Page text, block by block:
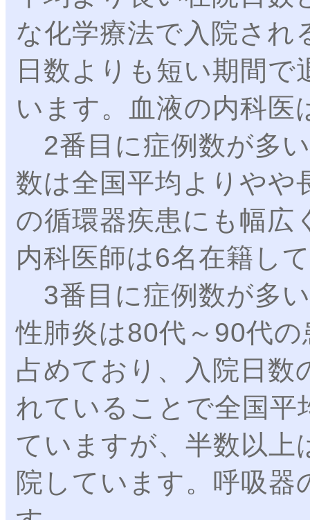
な化学療法で入院され
日数よりも短い期間
います。血液の内科医
2番目に症例数が多
数は全国平均よりやや
の循環器疾患にも幅広
内科医師は6名在籍し
3番目に症例数が多
性肺炎は80代～90代
占めており、入院日数
れていることで全国平
ていますが、半数以上
院しています。呼吸